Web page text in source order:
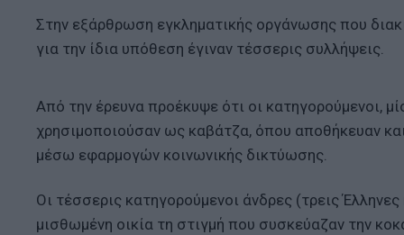
Στην εξάρθρωση εγκληματικής οργάνωσης που
για την ίδια υπόθεση έγιναν τέσσερις συλλήψεις.
Από την έρευνα προέκυψε ότι οι κατηγορούμενοι,
χρησιμοποιούσαν ως καβάτζα, όπου αποθήκευαν
μέσω εφαρμογών κοινωνικής δικτύωσης.
Οι τέσσερις κατηγορούμενοι άνδρες (τρεις
μισθωμένη οικία τη στιγμή που συσκεύαζαν την